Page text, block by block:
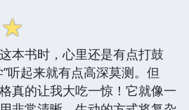
☆
本书时，心里还是有点打鼓
听起来就有点高深莫测。但
真的让我大吃一惊！它就像一